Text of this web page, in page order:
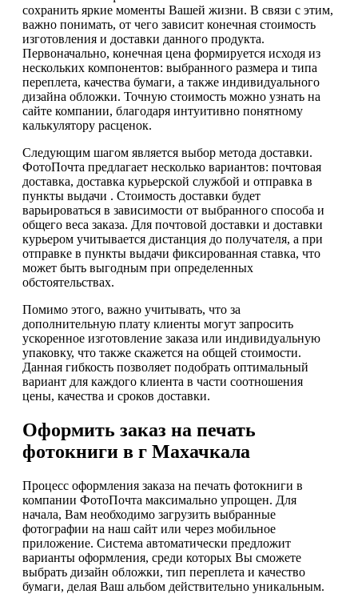
сохранить яркие моменты Вашей жизни. В связи с этим,
важно понимать, от чего зависит конечная стоимость
изготовления и доставки данного продукта.
Первоначально, конечная цена формируется исходя из
нескольких компонентов: выбранного размера и типа
переплета, качества бумаги, а также индивидуального
дизайна обложки. Точную стоимость можно узнать на
сайте компании, благодаря интуитивно понятному
калькулятору расценок.
Следующим шагом является выбор метода доставки.
ФотоПочта предлагает несколько вариантов: почтовая
доставка, доставка курьерской службой и отправка в
пункты выдачи . Стоимость доставки будет
варьироваться в зависимости от выбранного способа и
общего веса заказа. Для почтовой доставки и доставки
курьером учитывается дистанция до получателя, а при
отправке в пункты выдачи фиксированная ставка, что
может быть выгодным при определенных
обстоятельствах.
Помимо этого, важно учитывать, что за
дополнительную плату клиенты могут запросить
ускоренное изготовление заказа или индивидуальную
упаковку, что также скажется на общей стоимости.
Данная гибкость позволяет подобрать оптимальный
вариант для каждого клиента в части соотношения
цены, качества и сроков доставки.
Оформить заказ на печать
фотокниги в г Махачкала
Процесс оформления заказа на печать фотокниги в
компании ФотоПочта максимально упрощен. Для
начала, Вам необходимо загрузить выбранные
фотографии на наш сайт или через мобильное
приложение. Система автоматически предложит
варианты оформления, среди которых Вы сможете
выбрать дизайн обложки, тип переплета и качество
бумаги, делая Ваш альбом действительно уникальным.